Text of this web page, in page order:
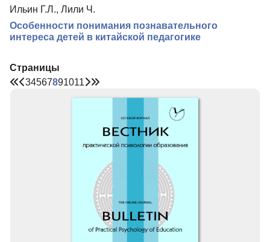
Ильин Г.Л., Лили Ч.
Особенности понимания познавательного
интереса детей в китайской педагогике
Страницы
34567891011